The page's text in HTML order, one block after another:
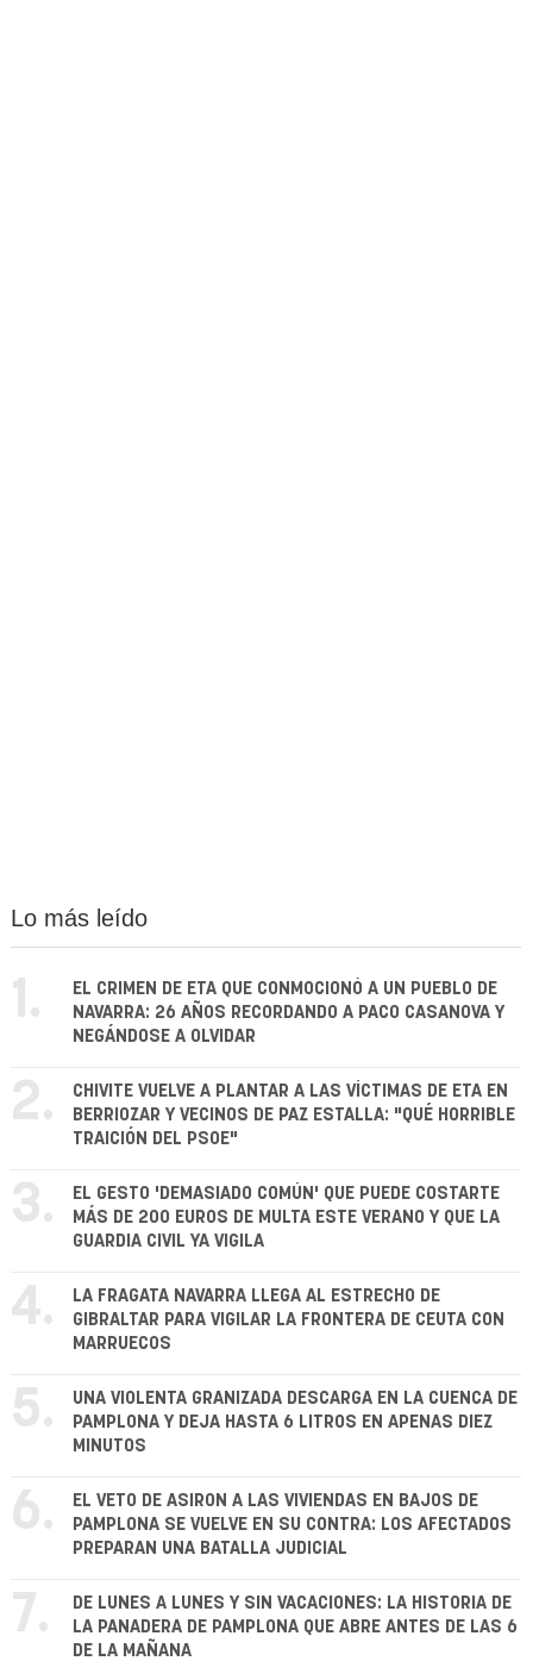
Lo más leído
1.
EL CRIMEN DE ETA QUE CONMOCIONÓ A UN PUEBLO DE
NAVARRA: 26 AÑOS RECORDANDO A PACO CASANOVA Y
NEGÁNDOSE A OLVIDAR
2.
CHIVITE VUELVE A PLANTAR A LAS VÍCTIMAS DE ETA EN
BERRIOZAR Y VECINOS DE PAZ ESTALLA: "QUÉ HORRIBLE
TRAICIÓN DEL PSOE"
3.
EL GESTO 'DEMASIADO COMÚN' QUE PUEDE COSTARTE
MÁS DE 200 EUROS DE MULTA ESTE VERANO Y QUE LA
GUARDIA CIVIL YA VIGILA
4.
LA FRAGATA NAVARRA LLEGA AL ESTRECHO DE
GIBRALTAR PARA VIGILAR LA FRONTERA DE CEUTA CON
MARRUECOS
5.
UNA VIOLENTA GRANIZADA DESCARGA EN LA CUENCA DE
PAMPLONA Y DEJA HASTA 6 LITROS EN APENAS DIEZ
MINUTOS
6.
EL VETO DE ASIRON A LAS VIVIENDAS EN BAJOS DE
PAMPLONA SE VUELVE EN SU CONTRA: LOS AFECTADOS
PREPARAN UNA BATALLA JUDICIAL
7.
DE LUNES A LUNES Y SIN VACACIONES: LA HISTORIA DE
LA PANADERA DE PAMPLONA QUE ABRE ANTES DE LAS 6
DE LA MAÑANA